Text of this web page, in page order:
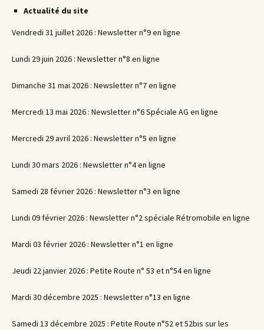
Actualité du site
Vendredi 31 juillet 2026 : Newsletter n°9 en ligne
Lundi 29 juin 2026 : Newsletter n°8 en ligne
Dimanche 31 mai 2026 : Newsletter n°7 en ligne
Mercredi 13 mai 2026 : Newsletter n°6 Spéciale AG en ligne
Mercredi 29 avril 2026 : Newsletter n°5 en ligne
Lundi 30 mars 2026 : Newsletter n°4 en ligne
Samedi 28 février 2026 : Newsletter n°3 en ligne
Lundi 09 février 2026 : Newsletter n°2 spéciale Rétromobile en ligne
Mardi 03 février 2026 : Newsletter n°1 en ligne
Jeudi 22 janvier 2026 : Petite Route n° 53 et n°54 en ligne
Mardi 30 décembre 2025 : Newsletter n°13 en ligne
Samedi 13 décembre 2025 : Petite Route n°52 et 52bis sur les